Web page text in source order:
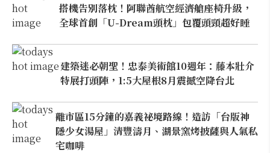
搭機告別落枕！阿聯酋航空經濟艙座椅升級，
全球首創「U-Dream頭枕」包覆頭頸超好睡
建築迷必朝聖！忠泰美術館10週年：藤本壯介
特展打頭陣，1:5大屋根8月震撼空降台北
離市區15分鐘的嘉義祕境路線！造訪「台版神
隱少女湯屋」清豐濤月、湖景窯烤披薩與人氣私
宅咖啡